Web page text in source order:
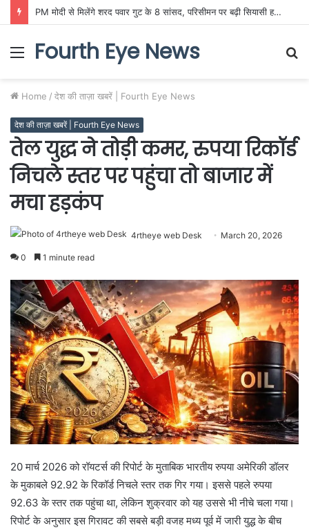
PM मोदी से मिलेंगे शरद पवार गुट के 8 सांसद, परिसीमन पर बढ़ी सियासी हलचल
Menu
Fourth Eye News
Home / देश की ताज़ा खबरें | Fourth Eye News
देश की ताज़ा खबरें | Fourth Eye News
तेल युद्ध ने तोड़ी कमर, रुपया रिकॉर्ड
निचले स्तर पर पहुंचा तो बाजार में
मचा हड़कंप
4rtheye web Desk March 20, 2026
0 1 minute read
20 मार्च 2026 को रॉयटर्स की रिपोर्ट के मुताबिक भारतीय रुपया अमेरिकी डॉलर
के मुकाबले 92.92 के रिकॉर्ड निचले स्तर तक गिर गया। इससे पहले रुपया
92.63 के स्तर तक पहुंचा था, लेकिन शुक्रवार को यह उससे भी नीचे चला गया।
रिपोर्ट के अनुसार इस गिरावट की सबसे बड़ी वजह मध्य पूर्व में जारी युद्ध के बीच